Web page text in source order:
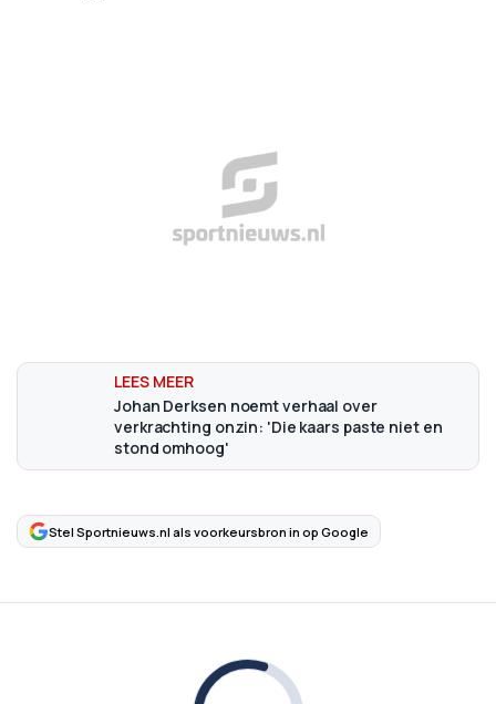
Johan Derksen noemt verhaal over
verkrachting onzin: 'Die kaars paste niet en
stond omhoog'
Stel Sportnieuws.nl als voorkeursbron in op Google